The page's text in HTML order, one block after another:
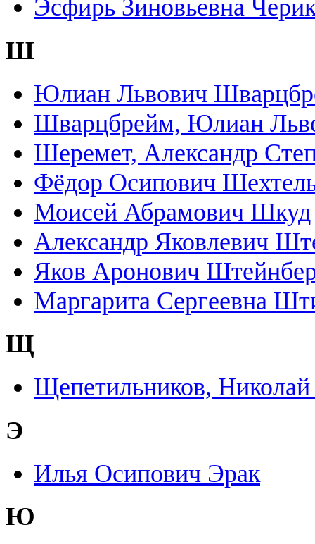
Эсфирь Зиновьевна
Ш
Юлиан Львович
Шварцбрейм, Юлиан
Шеремет, Александр
Фёдор Осипович
Моисей Абрамович Шкуд
Александр Яковлевич
Яков Аронович
Маргарита Сергеевна
Щ
Щепетильников,
Э
Илья Осипович Эрак
Ю